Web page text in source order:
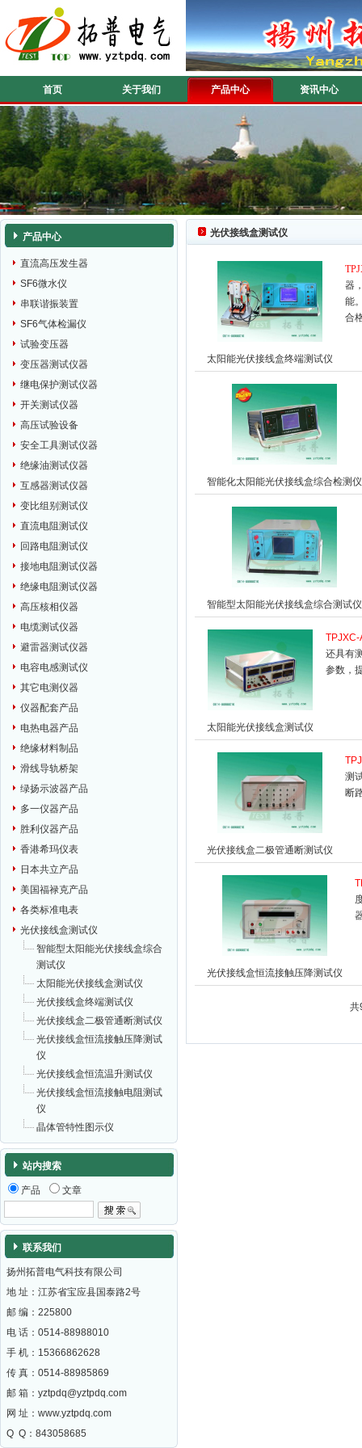
首页 关于我们 产品中心 资讯中心
产品中心
直流高压发生器
SF6微水仪
串联谐振装置
SF6气体检漏仪
试验变压器
变压器测试仪器
继电保护测试仪器
开关测试仪器
高压试验设备
安全工具测试仪器
绝缘油测试仪器
互感器测试仪器
变比组别测试仪
直流电阻测试仪
回路电阻测试仪
接地电阻测试仪器
绝缘电阻测试仪器
高压核相仪器
电缆测试仪器
避雷器测试仪器
电容电感测试仪
其它电测仪器
仪器配套产品
电热电器产品
绝缘材料制品
滑线导轨桥架
绿扬示波器产品
多一仪器产品
胜利仪器产品
香港希玛仪表
日本共立产品
美国福禄克产品
各类标准电表
光伏接线盒测试仪
智能型太阳能光伏接线盒综合
测试仪
太阳能光伏接线盒测试仪
光伏接线盒终端测试仪
光伏接线盒二极管通断测试仪
光伏接线盒恒流接触压降测试
仪
光伏接线盒恒流温升测试仪
光伏接线盒恒流接触电阻测试
仪
晶体管特性图示仪
站内搜索
产品 文章
联系我们
扬州拓普电气科技有限公司
地 址：江苏省宝应县国泰路2号
邮 编： 225800
电 话：0514-88988010
手 机：15366862628
传 真：0514-88985869
邮 箱： yztpdq@yztpdq.com
网 址： www.yztpdq.com
Q Q：843058685
光伏接线盒测试仪
太阳能光伏接线盒终端测试仪
器
能
合
智能化太阳能光伏接线盒综合检测仪
智能型太阳能光伏接线盒综合测试仪
太阳能光伏接线盒测试仪
还具有
参数，
光伏接线盒二极管通断测试仪
测
断
光伏接线盒恒流接触压降测试仪